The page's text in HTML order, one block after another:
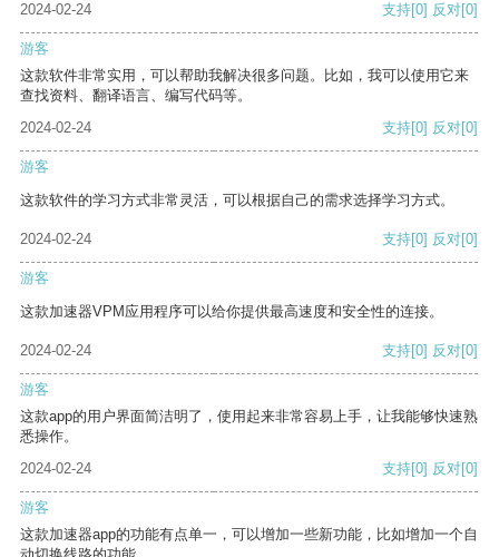
2024-02-24
支持[0] 反对[0]
游客
这款软件非常实用，可以帮助我解决很多问题。比如，我可以使用它来
查找资料、翻译语言、编写代码等。
2024-02-24
支持[0] 反对[0]
游客
这款软件的学习方式非常灵活，可以根据自己的需求选择学习方式。
2024-02-24 支持[0] 反对[0]
游客
这款加速器VPM应用程序可以给你提供最高速度和安全性的连接。
2024-02-24 支持[0] 反对[0]
游客
这款app的用户界面简洁明了，使用起来非常容易上手，让我能够快速熟
悉操作。
2024-02-24
支持[0] 反对[0]
游客
这款加速器app的功能有点单一，可以增加一些新功能，比如增加一个自